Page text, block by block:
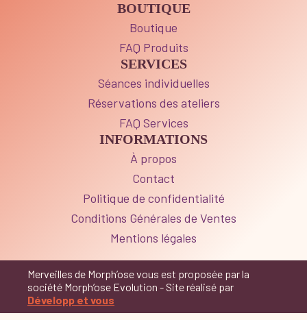
BOUTIQUE
Boutique
FAQ Produits
SERVICES
Séances individuelles
Réservations des ateliers
FAQ Services
INFORMATIONS
À propos
Contact
Politique de confidentialité
Conditions Générales de Ventes
Mentions légales
Merveilles de Morph’ose vous est proposée par la
société Morph’ose Evolution - Site réalisé par
Développ et vous